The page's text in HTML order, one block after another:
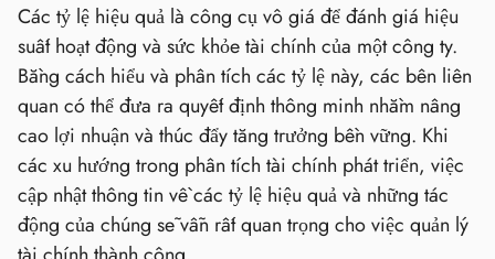
Các tỷ lệ hiệu quả là công cụ vô giá để đánh giá hiệu
suất hoạt động và sức khỏe tài chính của một công ty.
Bằng cách hiểu và phân tích các tỷ lệ này, các bên liên
quan có thể đưa ra quyết định thông minh nhằm nâng
cao lợi nhuận và thúc đẩy tăng trưởng bền vững. Khi
các xu hướng trong phân tích tài chính phát triển, việc
cập nhật thông tin về các tỷ lệ hiệu quả và những tác
động của chúng sẽ vẫn rất quan trọng cho việc quản lý